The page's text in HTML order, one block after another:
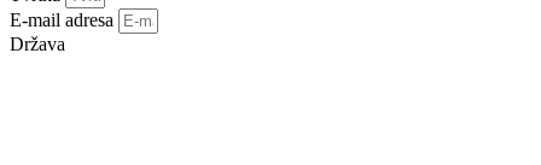
E-mail adresa
Država